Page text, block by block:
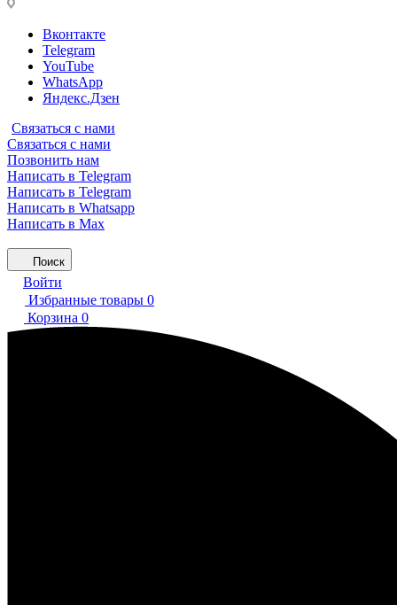
Вконтакте
Telegram
YouTube
WhatsApp
Яндекс.Дзен
Связаться с нами
Связаться с нами
Позвонить нам
Написать в Telegram
Написать в Telegram
Написать в Whatsapp
Написать в Max
Поиск
Войти
Избранные товары 0
Корзина 0